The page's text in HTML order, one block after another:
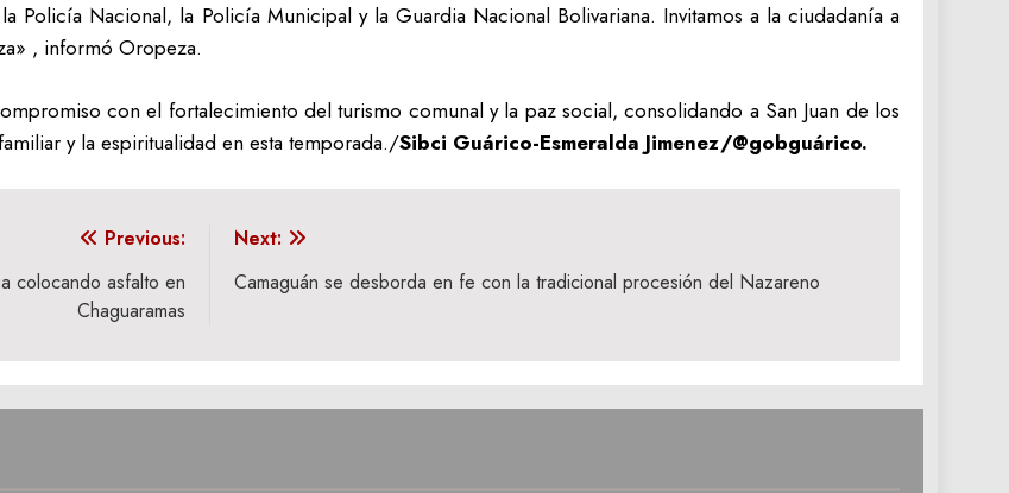
Policía Nacional, la Policía Municipal y la Guardia Nacional Bolivariana. Invitamos a la ciudadanía a
, informó Oropeza.
con el fortalecimiento del turismo comunal y la paz social, consolidando a San Juan de los
y la espiritualidad en esta temporada./Sibci Guárico-Esmeralda Jimenez/@gobguárico.
Previous:
colocando asfalto en
Chaguaramas
Next:
​Camaguán se desborda en fe con la tradicional procesión del Nazareno